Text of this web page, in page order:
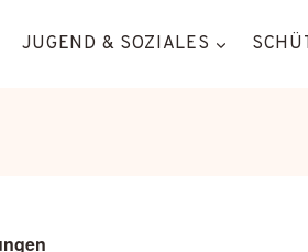
JUGEND & SOZIALES